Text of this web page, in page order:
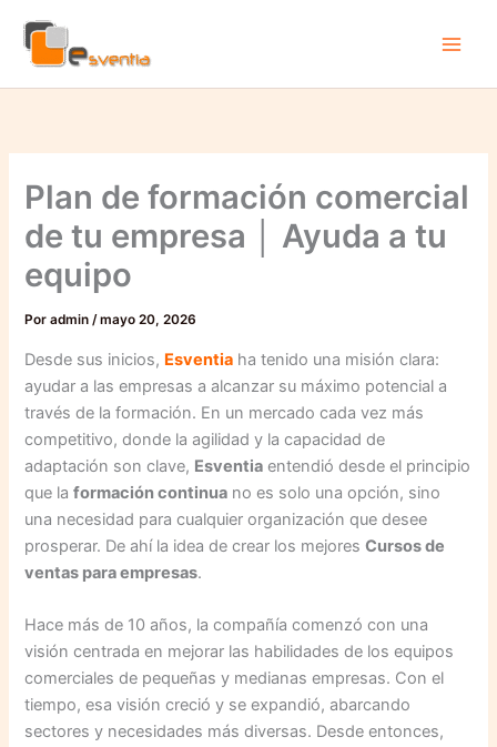
contenido
Plan de formación comercial
de tu empresa │ Ayuda a tu
equipo
Poradmin/mayo 20, 2026
Desde sus inicios, Esventia ha tenido una misión clara:
ayudar a las empresas a alcanzar su máximo potencial a
través de la formación. En un mercado cada vez más
competitivo, donde la agilidad y la capacidad de
adaptación son clave, Esventia entendió desde el principio
que laformación continua no es solo una opción, sino
una necesidad para cualquier organización que desee
prosperar. De ahí la idea de crear los mejoresCursos de
ventas para empresas.
Hace más de 10 años, la compañía comenzó con una
visión centrada en mejorar las habilidades de los equipos
comerciales de pequeñas y medianas empresas. Con el
tiempo, esa visión creció y se expandió, abarcando
sectores y necesidades más diversas. Desde entonces,